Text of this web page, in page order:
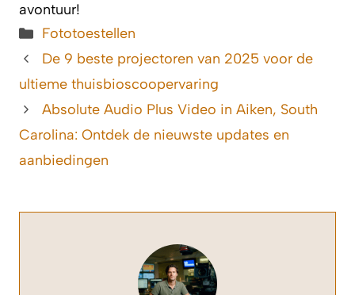
avontuur!
Categorieën
Fototoestellen
De 9 beste projectoren van 2025 voor de
ultieme thuisbioscoopervaring
Absolute Audio Plus Video in Aiken, South
Carolina: Ontdek de nieuwste updates en
aanbiedingen